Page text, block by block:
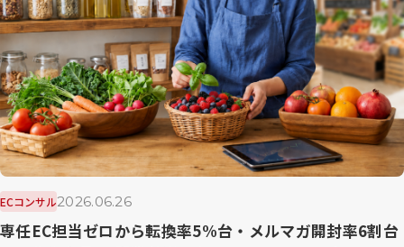
ECコンサル2026.06.26
専任EC担当ゼロから転換率5%台・メルマガ開封率6割台